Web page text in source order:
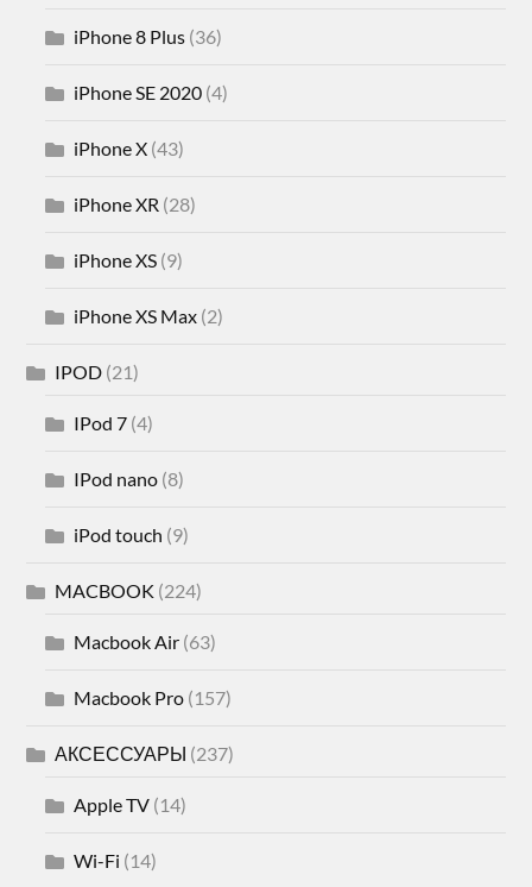
iPhone 8 Plus (36)
iPhone SE 2020 (4)
iPhone X (43)
iPhone XR (28)
iPhone XS (9)
iPhone XS Max (2)
IPOD (21)
IPod 7 (4)
IPod nano (8)
iPod touch (9)
MACBOOK (224)
Macbook Air (63)
Macbook Pro (157)
АКСЕССУАРЫ (237)
Apple TV (14)
Wi-Fi (14)